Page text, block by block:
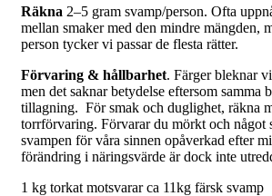
Räkna 2–5 gram svamp/person. Ofta
mellan smaker med den mindre mängden,
person tycker vi passar de flesta rätter.
Förvaring & hållbarhet. Färger bleknar
men det saknar betydelse eftersom samma
tillagning. För smak och duglighet, räkna
torrförvaring. Förvarar du mörkt och något
svampen för våra sinnen opåverkad efter
förändring i näringsvärde är dock inte
1 kg torkat motsvarar ca 11kg färsk svamp